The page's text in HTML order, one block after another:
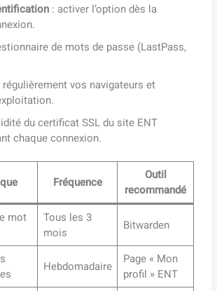
: activer l’option dès la
de mots de passe (LastPass,
vos navigateurs et
du certificat SSL du site ENT
chaque connexion.
Fréquence
Outil
recommandé
mot
Tous les 3
mois
Bitwarden
Hebdomadaire
Page « Mon
profil » ENT